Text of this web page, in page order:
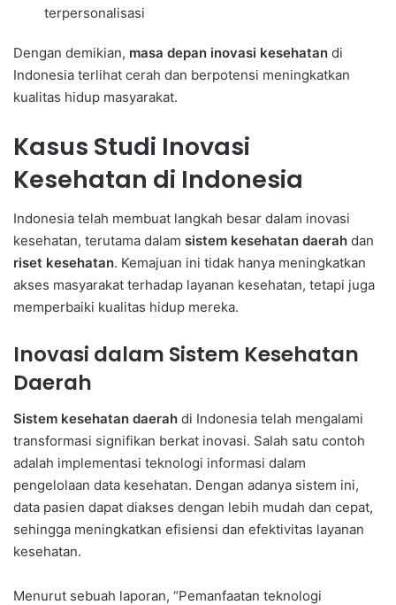
terpersonalisasi
Dengan demikian, masa depan inovasi kesehatan di
Indonesia terlihat cerah dan berpotensi meningkatkan
kualitas hidup masyarakat.
Kasus Studi Inovasi
Kesehatan di Indonesia
Indonesia telah membuat langkah besar dalam inovasi
kesehatan, terutama dalam sistem kesehatan daerah dan
riset kesehatan. Kemajuan ini tidak hanya meningkatkan
akses masyarakat terhadap layanan kesehatan, tetapi juga
memperbaiki kualitas hidup mereka.
Inovasi dalam Sistem Kesehatan
Daerah
Sistem kesehatan daerah di Indonesia telah mengalami
transformasi signifikan berkat inovasi. Salah satu contoh
adalah implementasi teknologi informasi dalam
pengelolaan data kesehatan. Dengan adanya sistem ini,
data pasien dapat diakses dengan lebih mudah dan cepat,
sehingga meningkatkan efisiensi dan efektivitas layanan
kesehatan.
Menurut sebuah laporan, “Pemanfaatan teknologi